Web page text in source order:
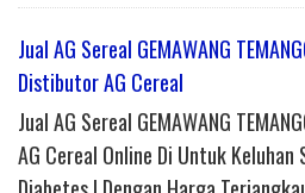
Jual AG Sereal GEMAWANG
Distibutor AG Cereal
Jual AG Sereal GEMAWANG
AG Cereal Online Di Untuk